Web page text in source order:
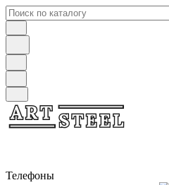
Телефоны